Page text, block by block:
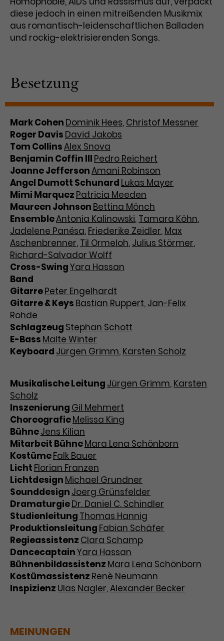
diese jedoch in einen mitreißenden Musikmix
aus romantisch-leidenschaftlichen Balladen
und rockig-elektrisierenden Songs.
Besetzung
Mark Cohen Dominik Hees, Christof Messner
Roger Davis David Jakobs
Tom CollinsAlex Snova
Benjamin Coffin III Pedro Reichert
Joanne JeffersonAmani Robinson
Angel Dumott Schunard Lukas Mayer
Mimi Marquez Patricia Meeden
Maureen Johnson Bettina Mönch
EnsembleAntonia Kalinowski, Tamara Köhn,
Jadelene Panésa, Friederike Zeidler, Max
Aschenbrenner, Til Ormeloh, Julius Störmer,
Richard-Salvador Wolff
Cross-SwingYara Hassan
Band
GitarrePeter Engelhardt
Gitarre & Keys Bastian Ruppert, Jan-Felix
Rohde
Schlagzeug Stephan Schott
E-Bass Malte Winter
Keyboard Jürgen Grimm, Karsten Scholz
Musikalische Leitung Jürgen Grimm, Karsten
Scholz
Inszenierung Gil Mehmert
ChoreografieMelissa King
BühneJens Kilian
Mitarbeit BühneMara Lena Schönborn
KostümeFalk Bauer
Licht Florian Franzen
Lichtdesign Michael Grundner
Sounddesign Joerg Grünsfelder
DramaturgieDr. Daniel C. Schindler
Studienleitung Thomas Hannig
Produktionsleitung Fabian Schäfer
Regieassistenz Clara Schamp
DancecaptainYara Hassan
Bühnenbildassistenz Mara Lena Schönborn
Kostümassistenz Renè Neumann
Inspizienz Ulas Nagler,Alexander Becker
MEINUNGEN